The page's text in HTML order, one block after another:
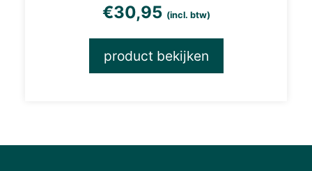
€30,95 (incl. btw)
product bekijken